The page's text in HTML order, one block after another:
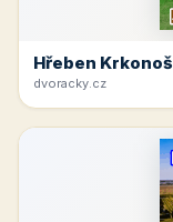
Hřeben Krkonoš
dvoracky.cz